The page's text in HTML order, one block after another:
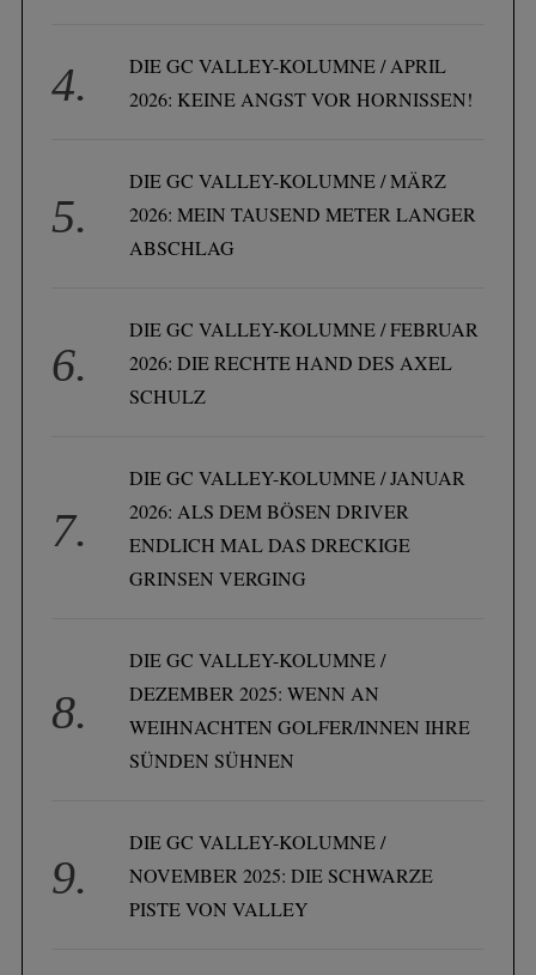
DIE GC VALLEY-KOLUMNE / APRIL
2026: KEINE ANGST VOR HORNISSEN!
DIE GC VALLEY-KOLUMNE / MÄRZ
2026: MEIN TAUSEND METER LANGER
ABSCHLAG
DIE GC VALLEY-KOLUMNE / FEBRUAR
2026: DIE RECHTE HAND DES AXEL
SCHULZ
DIE GC VALLEY-KOLUMNE / JANUAR
2026: ALS DEM BÖSEN DRIVER
ENDLICH MAL DAS DRECKIGE
GRINSEN VERGING
DIE GC VALLEY-KOLUMNE /
DEZEMBER 2025: WENN AN
WEIHNACHTEN GOLFER/INNEN IHRE
SÜNDEN SÜHNEN
DIE GC VALLEY-KOLUMNE /
NOVEMBER 2025: DIE SCHWARZE
PISTE VON VALLEY